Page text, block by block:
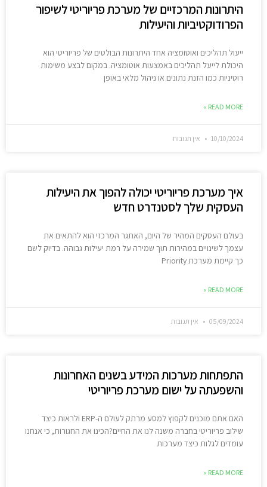
היתרונות המרכזיים של מערכת פריוריטי לשיפור
הפרודוקטיביות והיעילות
ייעול תהליכים ואוטומציה אחד היתרונות הבולטים של פריוריטי הוא
היכולת לייעל תהליכים באמצעות אוטומציה. במקום לבצע משימות
רוטיניות כמו הזנת נתונים או ניהול מלאי באופן
READ MORE »
10/10/2024 אין תגובות
איך מערכת פריוריטי יכולה להפוך את היעילות
העסקית שלך לסטנדרט חדש
בעולם העסקים המהיר של היום, האתגר המרכזי הוא להתאים את
עצמך לשינויים במהירות תוך שמירה על רמת יעילות גבוהה. בדיוק לשם
כך קיימת מערכת Priority
READ MORE »
05/09/2024 אין תגובות
התפתחות מערכות המידע בשנים האחרונות
והשפעתה על ישום מערכת פריוריטי
האם אתם מוכנים לקפוץ למסע מרתק לעולם ה-ERP ולראות כיצד
שילוב פריוריטי בחברה משנה לנו את החיים?הכינו את החגורות, כי אנחנו
עומדים לגלות כיצד מערכות
READ MORE »